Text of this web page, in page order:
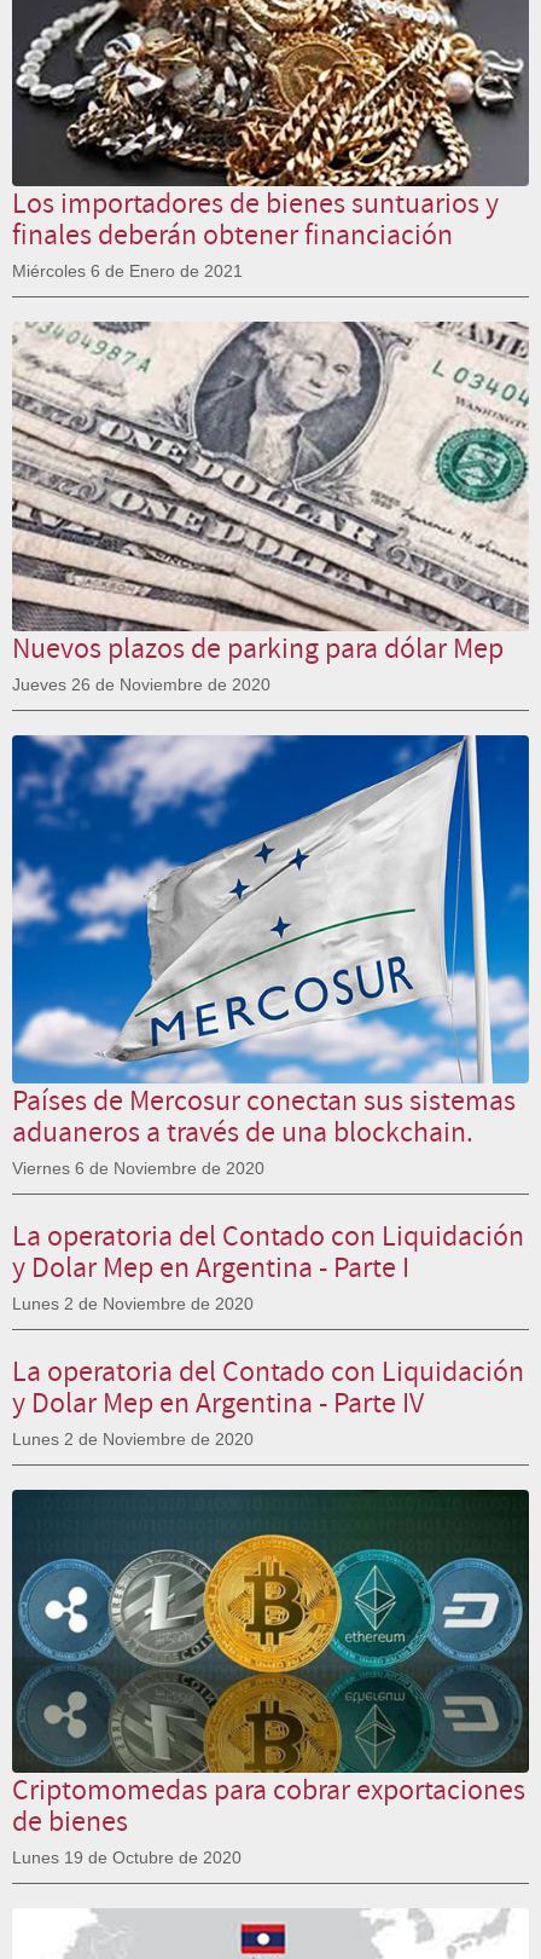
Los importadores de bienes suntuarios y
finales deberán obtener financiación
Miércoles 6 de Enero de 2021
Nuevos plazos de parking para dólar Mep
Jueves 26 de Noviembre de 2020
Países de Mercosur conectan sus sistemas
aduaneros a través de una blockchain.
Viernes 6 de Noviembre de 2020
La operatoria del Contado con Liquidación
y Dolar Mep en Argentina - Parte I
Lunes 2 de Noviembre de 2020
La operatoria del Contado con Liquidación
y Dolar Mep en Argentina - Parte IV
Lunes 2 de Noviembre de 2020
Criptomomedas para cobrar exportaciones
de bienes
Lunes 19 de Octubre de 2020